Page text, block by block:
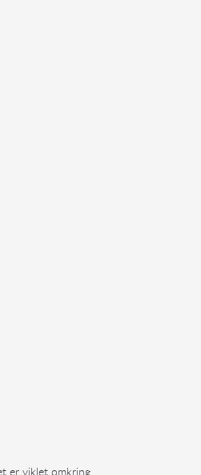
er viklet omkring